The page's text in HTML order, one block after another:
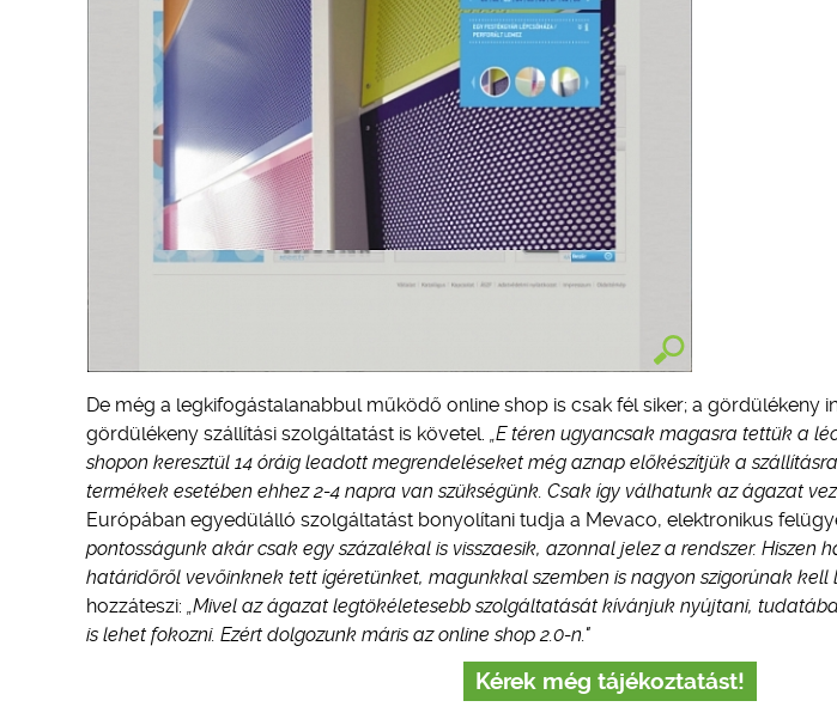
De még a legkifogástalanabbul működő online shop is csak fél siker; a gördülékeny
gördülékeny szállítási szolgáltatást is követel. „E téren ugyancsak magasra tettük a
shopon keresztül 14 óráig leadott megrendeléseket még aznap előkészítjük a
termékek esetében ehhez 2-4 napra van szükségünk. Csak így válhatunk az ágazat
Európában egyedülálló szolgáltatást bonyolítani tudja a Mevaco, elektronikus
pontosságunk akár csak egy százalékal is visszaesik, azonnal jelez a rendszer. Hiszen
határidőről vevőinknek tett ígéretünket, magunkkal szemben is nagyon szigorúnak kell
hozzáteszi: „Mivel az ágazat legtökéletesebb szolgáltatását kívánjuk nyújtani,
is lehet fokozni. Ezért dolgozunk máris az online shop 2.0-n."
Kérek még tájékoztatást!